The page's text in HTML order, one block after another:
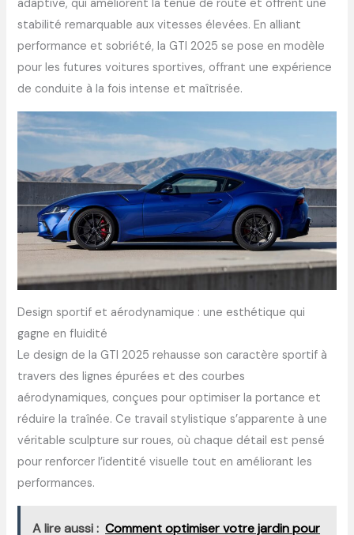
adaptive, qui améliorent la tenue de route et offrent une
stabilité remarquable aux vitesses élevées. En alliant
performance et sobriété, la GTI 2025 se pose en modèle
pour les futures voitures sportives, offrant une expérience
de conduite à la fois intense et maîtrisée.
Design sportif et aérodynamique : une esthétique qui
gagne en fluidité
Le design de la GTI 2025 rehausse son caractère sportif à
travers des lignes épurées et des courbes
aérodynamiques, conçues pour optimiser la portance et
réduire la traînée. Ce travail stylistique s’apparente à une
véritable sculpture sur roues, où chaque détail est pensé
pour renforcer l’identité visuelle tout en améliorant les
performances.
A lire aussi : Comment optimiser votre jardin pour